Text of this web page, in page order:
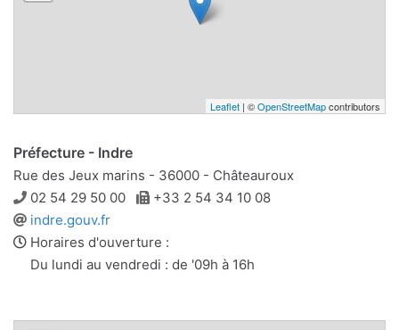
Leaflet | ©OpenStreetMapcontributors
Préfecture - Indre
Rue des Jeux marins - 36000 - Châteauroux
Téléphone
02 54 29 50 00 Télécopie
+33 2 54 34 10 08
Site
web
indre.gouv.fr
Horaires d'ouverture :
Du lundi au vendredi : de '09h à 16h